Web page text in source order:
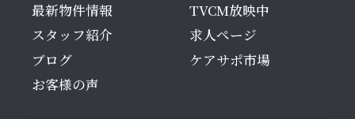
最新物件情報
スタッフ紹介
ブログ
お客様の声
TVCM放映中
求人ページ
ケアサポ市場